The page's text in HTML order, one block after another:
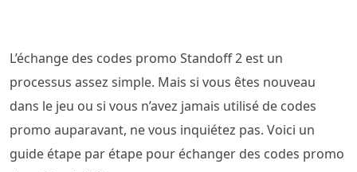
L’échange des codes promo Standoff 2 est un
processus assez simple. Mais si vous êtes nouveau
dans le jeu ou si vous n’avez jamais utilisé de codes
promo auparavant, ne vous inquiétez pas. Voici un
guide étape par étape pour échanger des codes promo